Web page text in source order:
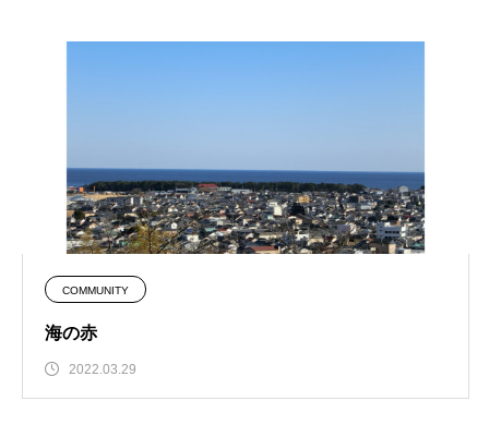
COMMUNITY
海の赤
2022.03.29